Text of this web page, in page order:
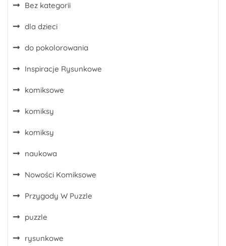
Bez kategorii
dla dzieci
do pokolorowania
Inspiracje Rysunkowe
komiksowe
komiksy
komiksy
naukowa
Nowości Komiksowe
Przygody W Puzzle
puzzle
rysunkowe